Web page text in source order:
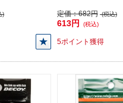
) 定価：682円 (税込)
613円 (税込)
5ポイント獲得